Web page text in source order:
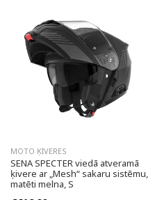
MOTO ĶIVERES
SENA SPECTER viedā atveramā
ķivere ar „Mesh“ sakaru sistēmu,
matēti melna, S